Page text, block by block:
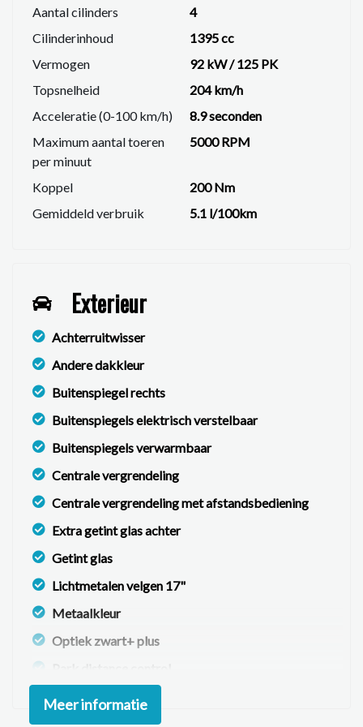
Aantal cilinders
4
Cilinderinhoud
1395 cc
Vermogen
92 kW / 125 PK
Topsnelheid
204 km/h
Acceleratie (0-100 km/h)
8.9 seconden
Maximum aantal toeren
per minuut
5000 RPM
Koppel
200 Nm
Gemiddeld verbruik
5.1 l/100km
Exterieur
Achterruitwisser
Andere dakkleur
Buitenspiegel rechts
Buitenspiegels elektrisch verstelbaar
Buitenspiegels verwarmbaar
Centrale vergrendeling
Centrale vergrendeling met afstandsbediening
Extra getint glas achter
Getint glas
Lichtmetalen velgen 17"
Metaalkleur
Optiek zwart+ plus
Ruitensproeiers/wisserbladen verwarmbaar
Sportonderstel
Meer informatie